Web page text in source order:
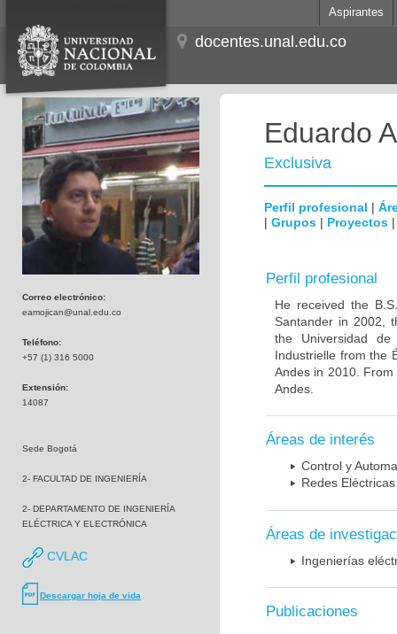
Aspirantes
docentes.unal.edu.co
Correo electrónico:
eamojican@unal.edu.co
Teléfono:
+57 (1) 316 5000
Extensión:
14087
Sede Bogotá
2- FACULTAD DE INGENIERÍA
2- DEPARTAMENTO DE INGENIERÍA
ELÉCTRICA Y ELECTRÓNICA
CVLAC
Descargar hoja de vida
Eduardo
Exclusiva
Perfil profesional |
| Grupos | Proyectos
Perfil profesional
He received the
Santander in 2002,
the Universidad
Industrielle from the
Andes in 2010.
Andes.
Áreas de interés
Control y
Redes
Áreas de
Ingenierías
Publicaciones